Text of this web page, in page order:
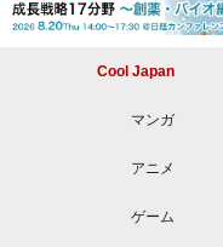
Cool Japan
マンガ
アニメ
ゲーム